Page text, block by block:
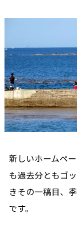
新しいホームペ
も過去分ともゴ
きその一稿目、
です。